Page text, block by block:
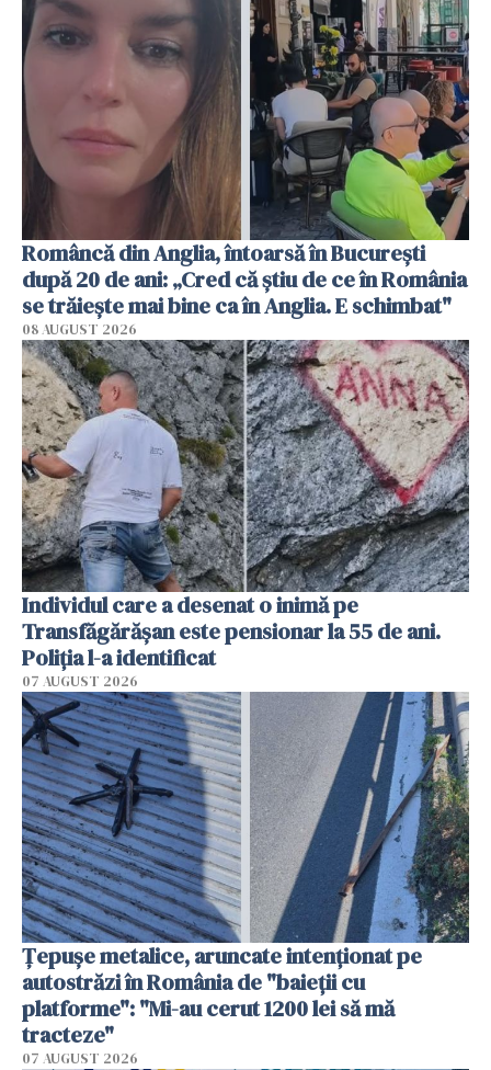
Româncă din Anglia, întoarsă în București
după 20 de ani: „Cred că știu de ce în România
se trăiește mai bine ca în Anglia. E schimbat"
08 AUGUST 2026
Individul care a desenat o inimă pe
Transfăgărășan este pensionar la 55 de ani.
Poliția l-a identificat
07 AUGUST 2026
Țepușe metalice, aruncate intenționat pe
autostrăzi în România de "baieții cu
platforme": "Mi-au cerut 1200 lei să mă
tracteze"
07 AUGUST 2026